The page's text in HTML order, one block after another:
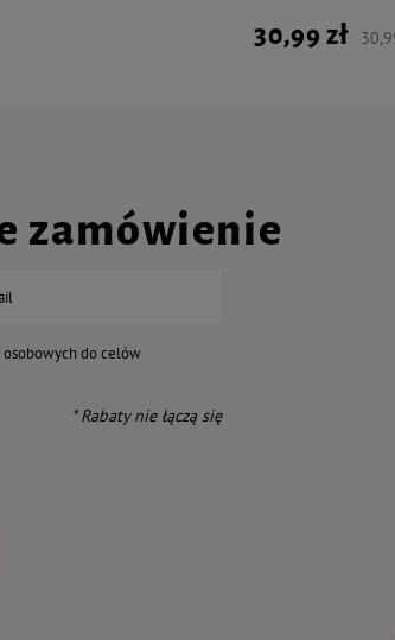
30,99 zł
zamówienie
osobowych do celów
* Rabaty nie łączą się